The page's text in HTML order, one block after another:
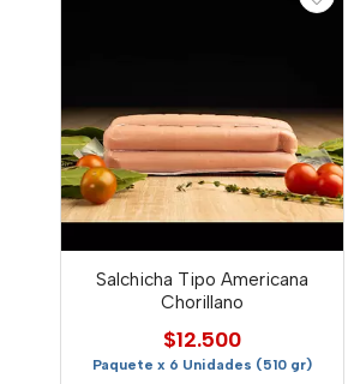
Salchicha Tipo Americana
Chorillano
$12.500
Paquete x 6 Unidades (510 gr)